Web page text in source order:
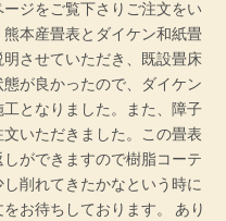
ジをご覧下さりご注文をい
本産畳表とダイケン和紙畳
させていただき、既設畳床
が良かったので、ダイケン
となりました。また、障子
いただきました。この畳表
しができますので樹脂コーテ
し削れてきたかなという時に
お待ちしております。 あり